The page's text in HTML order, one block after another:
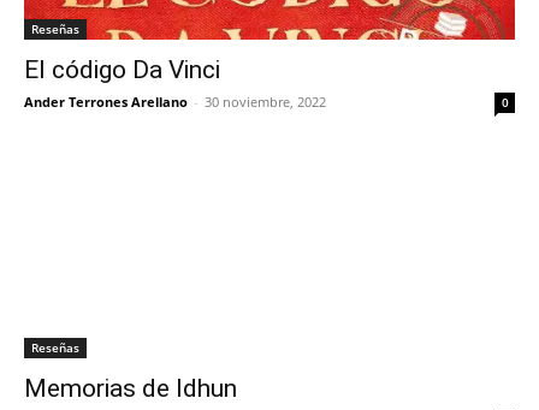
Reseñas
El código Da Vinci
Ander Terrones Arellano - 30 noviembre, 2022 0
Reseñas
Memorias de Idhun